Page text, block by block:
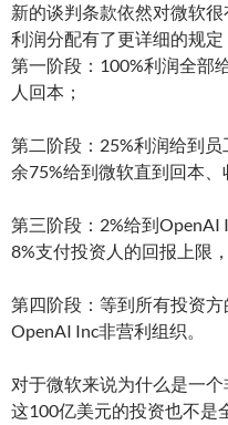
新的谈判条款依然对微软
利润分配有了更详细的规定
第一阶段：100%利润全部
人回本；
第二阶段：25%利润给到
余75%给到微软直到回本、
第三阶段：2%给到OpenAI
8%支付投资人的回报上限
第四阶段：等到所有投资
OpenAI Inc非营利组织。
对于微软来说为什么是一
这100亿美元的投资也不是